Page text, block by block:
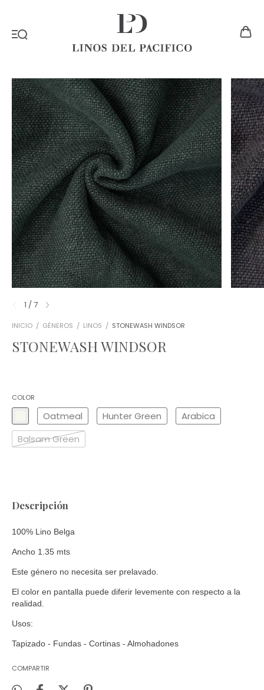
1 / 7
INICIO / GÉNEROS / LINOS / STONEWASH WINDSOR
STONEWASH WINDSOR
COLOR
Oatmeal Hunter Green
Arabica
Balsam Green
Descripción
100% Lino Belga
Ancho 1.35 mts
Este género no necesita ser prelavado.
El color en pantalla puede diferir levemente con respecto a la
realidad.
Usos:
Tapizado - Fundas - Cortinas - Almohadones
COMPARTIR